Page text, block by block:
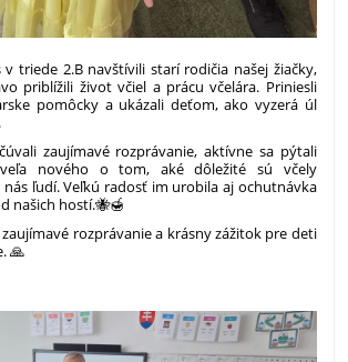
triede 2.B navštívili starí rodičia našej žiačky,
priblížili život včiel a prácu včelára. Priniesli
pomôcky a ukázali deťom, ako vyzerá úľ
zaujímavé rozprávanie, aktívne sa pýtali
nového o tom, aké dôležité sú včely
ľudí. Veľkú radosť im urobila aj ochutnávka
našich hostí.🐝🍯
rozprávanie a krásny zážitok pre deti
🙏